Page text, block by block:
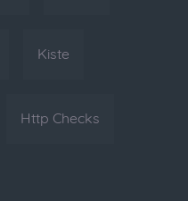
Kiste
Http Checks